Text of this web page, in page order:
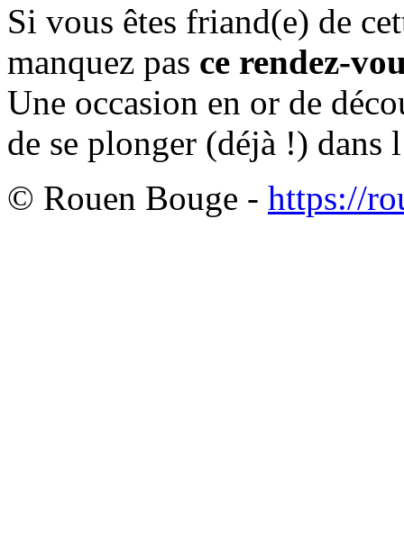
Si vous êtes friand(e) de
manquez pas ce rendez-
Une occasion en or de
de se plonger (déjà !) dans
© Rouen Bouge - https://